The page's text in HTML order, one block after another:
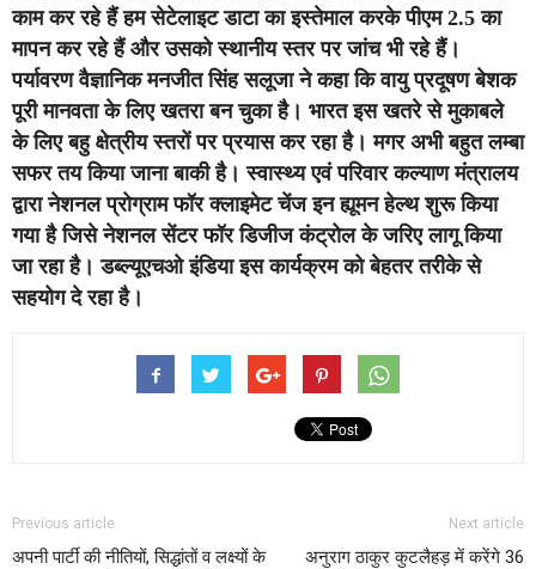
काम कर रहे हैं हम सेटेलाइट डाटा का इस्तेमाल करके पीएम 2.5 का
मापन कर रहे हैं और उसको स्थानीय स्तर पर जांच भी रहे हैं।
पर्यावरण वैज्ञानिक मनजीत सिंह सलूजा ने कहा कि वायु प्रदूषण बेशक
पूरी मानवता के लिए खतरा बन चुका है। भारत इस खतरे से मुकाबले
के लिए बहु क्षेत्रीय स्तरों पर प्रयास कर रहा है। मगर अभी बहुत लम्‍बा
सफर तय किया जाना बाकी है। स्वास्थ्य एवं परिवार कल्याण मंत्रालय
द्वारा नेशनल प्रोग्राम फॉर क्लाइमेट चेंज इन ह्यूमन हेल्थ शुरू किया
गया है जिसे नेशनल सेंटर फॉर डिजीज कंट्रोल के जरिए लागू किया
जा रहा है। डब्ल्यूएचओ इंडिया इस कार्यक्रम को बेहतर तरीके से
सहयोग दे रहा है।
Previous article
अपनी पार्टी की नीतियों, सिद्धांतों व लक्ष्यों के
Next article
अनुराग ठाकुर कुटलैहड़ में करेंगे 36